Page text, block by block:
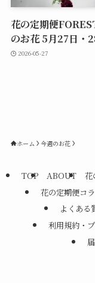
花の定期便
のお花 5月27日・
2026-05-27
ホーム 今週のお花
TOP ABOUT 花
花の定期便コ
よくある
利用規約・